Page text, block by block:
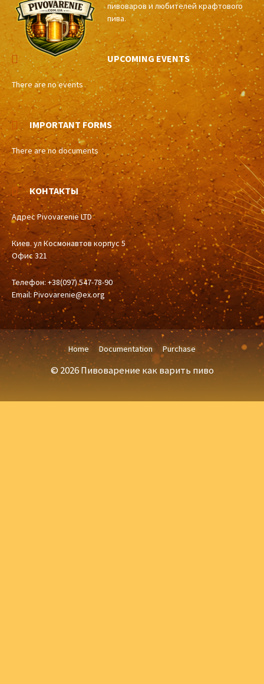
пивоваров и любителей крафтового
пива.
UPCOMING EVENTS
There are no events
IMPORTANT FORMS
There are no documents
КОНТАКТЫ
Адрес Pivovarenie LTD
Киев. ул Космонавтов корпус 5
Офис 321
Телефон: +38(097) 547-78-90
Email: Pivovarenie@ex.org
Home Documentation Purchase
© 2026 Пивоварение как варить пиво